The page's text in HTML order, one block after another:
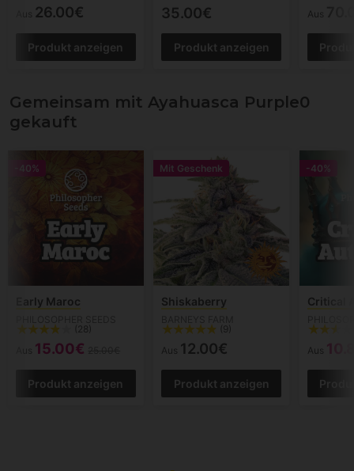
26.00€
Produkt anzeigen
35.00€
Produkt anzeigen
Aus
Gemeinsam mit Ayahuasca Purple0
gekauft
-40%
Early Maroc
(28)
15.00€
Produkt anzeigen
Mit Geschenk
Shiskaberry
(9)
Aus 12.00€
Produkt anzeigen
-40%
Critical
Aus